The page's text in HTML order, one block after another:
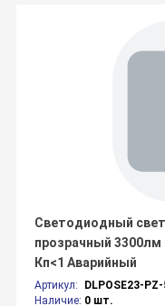
Артикул:
DLPOSE23-
Наличие: 0 шт.
Светодиодный
прозрачный 3300лм
Кп<1 Аварийный